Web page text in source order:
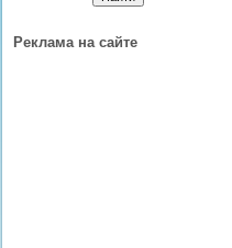
Реклама на сайте